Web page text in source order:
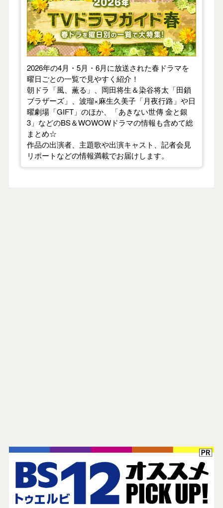
2026年の4月・5月・6月に放送された春ドラマを
曜日ごとの一覧で見やすく紹介！
朝ドラ「風、薫る」、岡田将生＆染谷将太「田鎖
ブラザーズ」、波瑠×麻生久美子「月夜行路」や日
曜劇場「GIFT」のほか、「あきない世傳 金と銀
3」などのBS＆WOWOWドラマの情報も含めて総
まとめ☆
作品の出演者、主題歌や出演キャスト、記者会見
リポートなどの情報満載でお届けします。